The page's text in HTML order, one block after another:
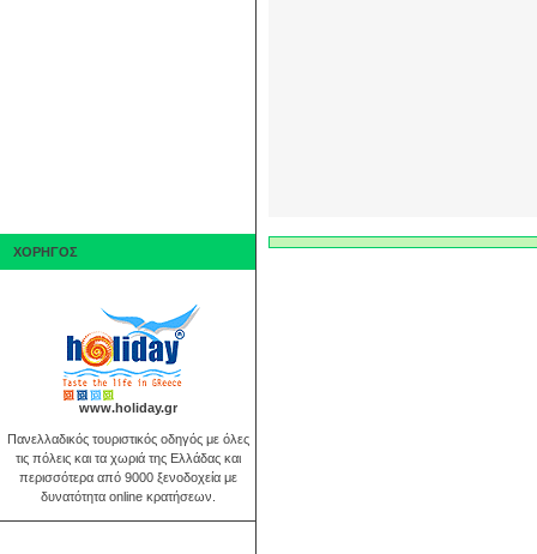
ΧΟΡΗΓΟΣ
www.holiday.gr
Πανελλαδικός τουριστικός οδηγός με όλες
τις πόλεις και τα χωριά της Ελλάδας και
περισσότερα από 9000 ξενοδοχεία με
δυνατότητα online κρατήσεων.